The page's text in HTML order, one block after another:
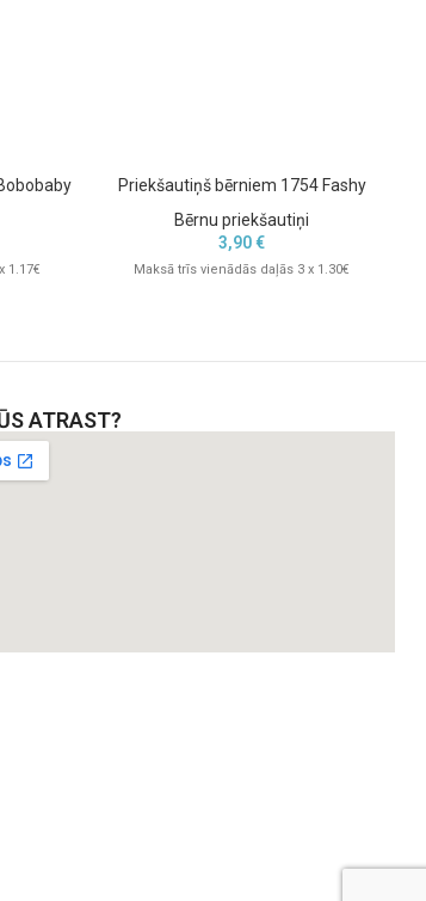
1.17€
Priekšautiņš bērniem 1754 Fashy
Bērnu priekšautiņi
3,90€
Maksā trīs vienādās daļās 3 x 1.30€
ATRAST?